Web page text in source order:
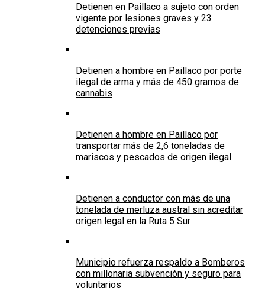
Detienen en Paillaco a sujeto con orden
vigente por lesiones graves y 23
detenciones previas
Detienen a hombre en Paillaco por porte
ilegal de arma y más de 450 gramos de
cannabis
Detienen a hombre en Paillaco por
transportar más de 2,6 toneladas de
mariscos y pescados de origen ilegal
Detienen a conductor con más de una
tonelada de merluza austral sin acreditar
origen legal en la Ruta 5 Sur
Municipio refuerza respaldo a Bomberos
con millonaria subvención y seguro para
voluntarios